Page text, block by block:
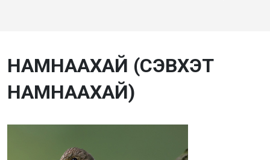
НАМНААХАЙ (СЭВХЭТ
НАМНААХАЙ)